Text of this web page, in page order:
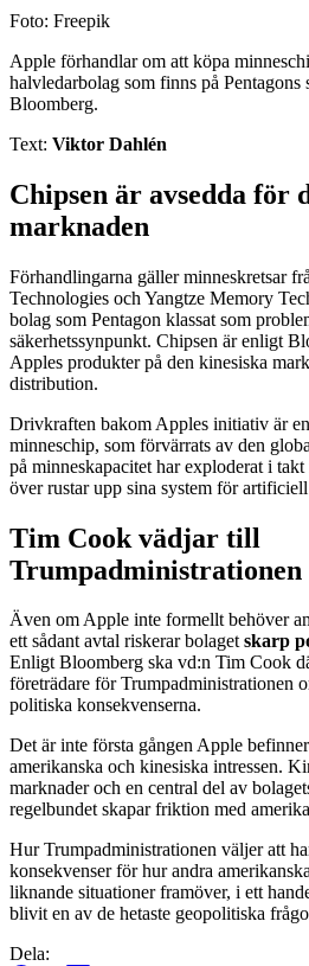
Foto: Freepik
Apple förhandlar om att köpa
halvledarbolag som finns på
Bloomberg.
Text: Viktor Dahlén
Chipsen är avsedda för
marknaden
Förhandlingarna gäller minneskretsar
Technologies och Yangtze Memory
bolag som Pentagon klassat som
säkerhetssynpunkt. Chipsen är enligt
Apples produkter på den kinesiska
distribution.
Drivkraften bakom Apples initiativ är
minneschip, som förvärrats av den
på minneskapacitet har exploderat i
över rustar upp sina system för
Tim Cook vädjar till
Trumpadministrationen
Även om Apple inte formellt behöver
ett sådant avtal riskerar bolagetskarp
Enligt Bloomberg ska vd:n Tim Cook
företrädare för Trumpadministrationen
politiska konsekvenserna.
Det är inte första gången Apple
amerikanska och kinesiska intressen.
marknader och en central del av
regelbundet skapar friktion med
Hur Trumpadministrationen väljer att
konsekvenser för hur andra
liknande situationer framöver, i ett
blivit en av de hetaste geopolitiska
Dela: